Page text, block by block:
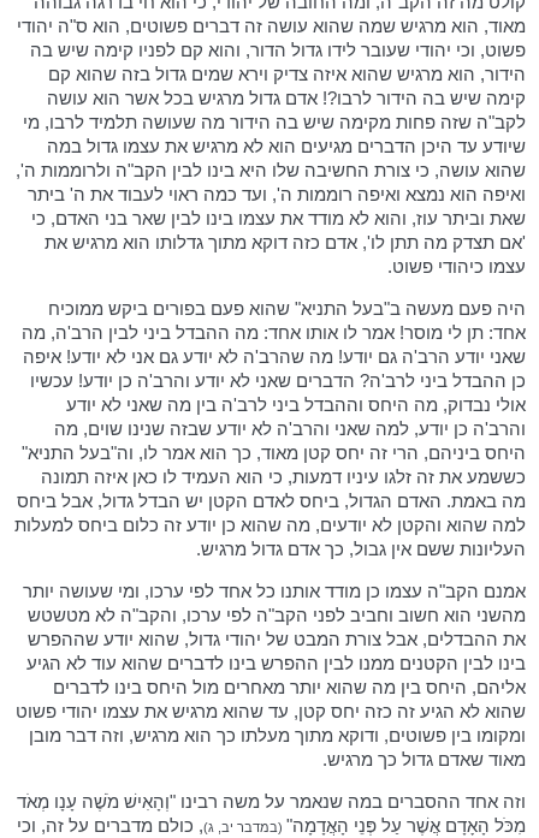
מאוד, הוא מרגיש שמה שהוא עושה זה דברים פשוטים, הוא ס"ה יהודי
פשוט, וכי יהודי שעובר לידו גדול הדור, והוא קם לפניו קימה שיש בה
הידור, הוא מרגיש שהוא איזה צדיק וירא שמים גדול בזה שהוא קם
קימה שיש בה הידור לרבו?! אדם גדול מרגיש בכל אשר הוא עושה
לקב"ה שזה פחות מקימה שיש בה הידור מה שעושה תלמיד לרבו, מי
שיודע עד היכן הדברים מגיעים הוא לא מרגיש את עצמו גדול במה
שהוא עושה, כי צורת החשיבה שלו היא בינו לבין הקב"ה ולרוממות ה',
ואיפה הוא נמצא ואיפה רוממות ה', ועד כמה ראוי לעבוד את ה' ביתר
שאת וביתר עוז, והוא לא מודד את עצמו בינו לבין שאר בני האדם, כי
'אם תצדק מה תתן לו', אדם כזה דוקא מתוך גדלותו הוא מרגיש את
עצמו כיהודי פשוט.
היה פעם מעשה ב"בעל התניא" שהוא פעם בפורים ביקש ממוכיח
אחד: תן לי מוסר! אמר לו אותו אחד: מה ההבדל ביני לבין הרב'ה, מה
שאני יודע הרב'ה גם יודע! מה שהרב'ה לא יודע גם אני לא יודע! איפה
כן ההבדל ביני לרב'ה? הדברים שאני לא יודע והרב'ה כן יודע! עכשיו
אולי נבדוק, מה היחס וההבדל ביני לרב'ה בין מה שאני לא יודע
והרב'ה כן יודע, למה שאני והרב'ה לא יודע שבזה שנינו שוים, מה
היחס ביניהם, הרי זה יחס קטן מאוד, כך הוא אמר לו, וה"בעל התניא"
כששמע את זה זלגו עיניו דמעות, כי הוא העמיד לו כאן איזה תמונה
מה באמת. האדם הגדול, ביחס לאדם הקטן יש הבדל גדול, אבל ביחס
למה שהוא והקטן לא יודעים, מה שהוא כן יודע זה כלום ביחס למעלות
העליונות ששם אין גבול, כך אדם גדול מרגיש.
אמנם הקב"ה עצמו כן מודד אותנו כל אחד לפי ערכו, ומי שעושה יותר
מהשני הוא חשוב וחביב לפני הקב"ה לפי ערכו, והקב"ה לא מטשטש
את ההבדלים, אבל צורת המבט של יהודי גדול, שהוא יודע שההפרש
בינו לבין הקטנים ממנו לבין ההפרש בינו לדברים שהוא עוד לא הגיע
אליהם, היחס בין מה שהוא יותר מאחרים מול היחס בינו לדברים
שהוא לא הגיע זה כזה יחס קטן, עד שהוא מרגיש את עצמו יהודי פשוט
ומקומו בין פשוטים, ודוקא מתוך מעלתו כך הוא מרגיש, וזה דבר מובן
מאוד שאדם גדול כך מרגיש.
וזה אחד ההסברים במה שנאמר על משה רבינו "וְהָאִישׁ מֹשֶׁה עָנָו מְאֹד
מִכֹּל הָאָדָם אֲשֶׁר עַל פְּנֵי הָאֲדָמָה" (במדבר יב, ג), כולם מדברים על זה, וכי